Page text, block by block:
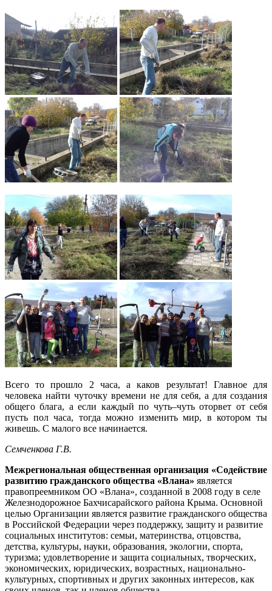
Всего то прошло 2 часа, а каков результат! Главное для
человека найти чуточку времени не для себя, а для создания
общего блага, а если каждый по чуть–чуть оторвет от себя
пусть пол часа, тогда можно изменить мир, в котором ты
живешь. С малого все начинается.
Семченкова Г.В.
Межрегиональная общественная организация «Содействие
развитию гражданского общества «Влана» является
правопреемником ОО «Влана», созданной в 2008 году в селе
Железнодорожное Бахчисарайского района Крыма. Основной
целью Организации является развитие гражданского общества
в Российской Федерации через поддержку, защиту и развитие
социальных институтов: семьи, материнства, отцовства,
детства, культуры, науки, образования, экологии, спорта,
туризма; удовлетворение и защита социальных, творческих,
экономических, юридических, возрастных, национально-
культурных, спортивных и других законных интересов, как